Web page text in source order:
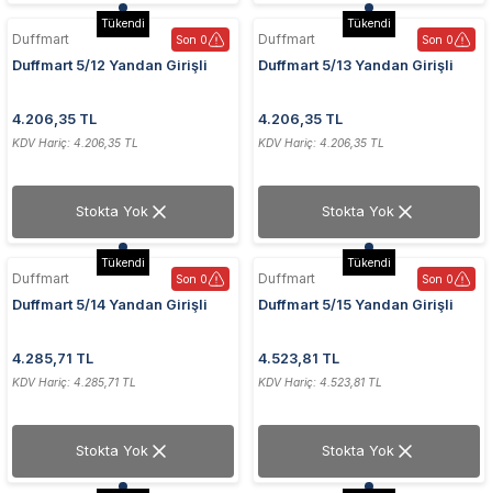
Tükendi
Son 0
Duffmart
Duffmart 5/12 Yandan Girişli
4.206,35 TL
KDV Hariç: 4.206,35 TL
Stokta Yok
Tükendi
Son 0
Duffmart
Duffmart 5/13 Yandan Girişli
4.206,35 TL
KDV Hariç: 4.206,35 TL
Stokta Yok
Tükendi
Son 0
Duffmart
Duffmart 5/14 Yandan Girişli
4.285,71 TL
KDV Hariç: 4.285,71 TL
Stokta Yok
Tükendi
Son 0
Duffmart
Duffmart 5/15 Yandan Girişli
4.523,81 TL
KDV Hariç: 4.523,81 TL
Stokta Yok